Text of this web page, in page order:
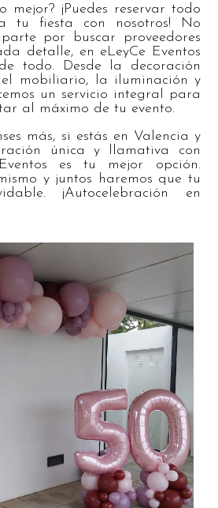
mejor? ¡Puedes reservar todo
tu fiesta con nosotros! No
por buscar proveedores
detalle, en eLeyCe Eventos
todo. Desde la decoración
mobiliario, la iluminación y
un servicio integral para
al máximo de tu evento.
más, si estás en Valencia y
única y llamativa con
es tu mejor opción.
y juntos haremos que tu
¡Autocelebración en